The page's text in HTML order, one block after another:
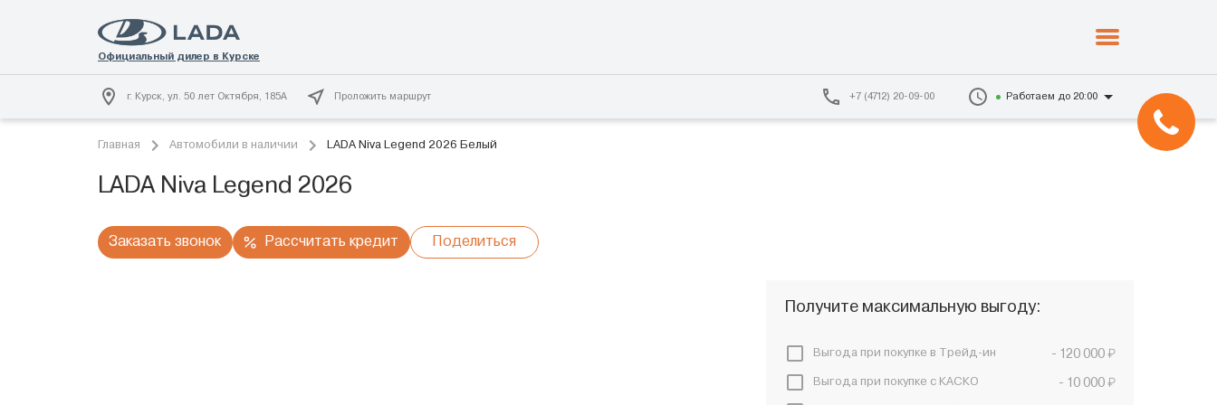
г. Курск, ул. 50 лет Октября, 185А Проложить маршрут +7 (4712) 20-09-00 Работаем до 20:00
Главная Автомобили в наличии LADA Niva Legend 2026 Белый
LADA Niva Legend 2026
Заказать звонок Рассчитать кредит Поделиться
Получите максимальную выгоду:
Выгода при покупке в Трейд-ин - 120 000 ₽
Выгода при покупке с КАСКО - 10 000 ₽